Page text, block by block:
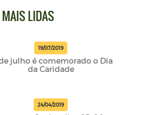
MAIS LIDAS
19/07/2019
julho é comemorado o Dia
da Caridade
24/04/2019